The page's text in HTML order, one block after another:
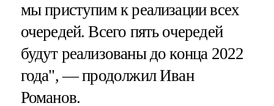
мы приступим к реализации всех
очередей. Всего пять очередей
будут реализованы до конца 2022
года", — продолжил Иван
Романов.